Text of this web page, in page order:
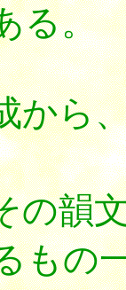
る。
、
文
もの